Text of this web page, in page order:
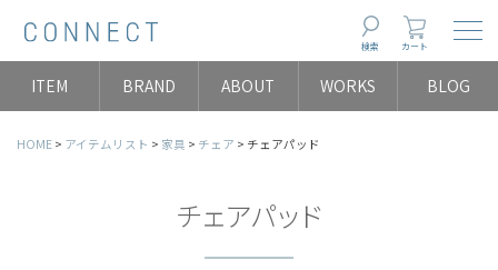
検索 カート
ITEM BRAND ABOUT WORKS BLOG
HOME アイテムリスト 家具 チェア チェアパッド
チェアパッド